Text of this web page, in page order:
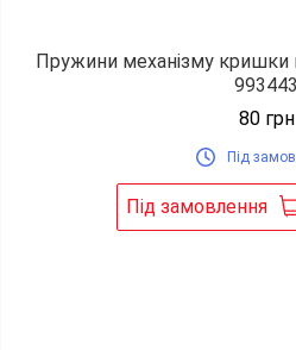
Пружини механізму кришки
993443
80грн
Під
Під замовлення